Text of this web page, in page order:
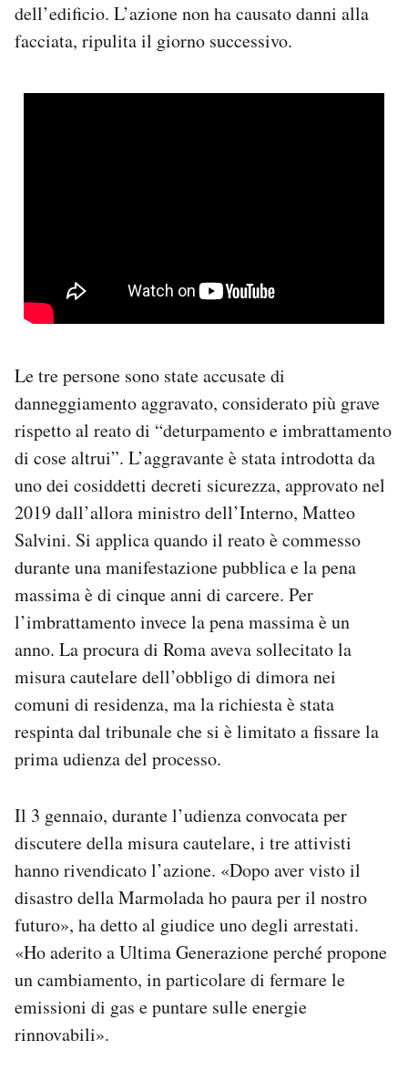
dell’edificio. L’azione non ha causato danni alla
facciata, ripulita il giorno successivo.
Le tre persone sono state accusate di
danneggiamento aggravato, considerato più grave
rispetto al reato di “deturpamento e imbrattamento
di cose altrui”. L’aggravante è stata introdotta da
uno dei cosiddetti decreti sicurezza, approvato nel
2019 dall’allora ministro dell’Interno, Matteo
Salvini. Si applica quando il reato è commesso
durante una manifestazione pubblica e la pena
massima è di cinque anni di carcere. Per
l’imbrattamento invece la pena massima è un
anno. La procura di Roma aveva sollecitato la
misura cautelare dell’obbligo di dimora nei
comuni di residenza, ma la richiesta è stata
respinta dal tribunale che si è limitato a fissare la
prima udienza del processo.
Il 3 gennaio, durante l’udienza convocata per
discutere della misura cautelare, i tre attivisti
hanno rivendicato l’azione. «Dopo aver visto il
disastro della Marmolada ho paura per il nostro
futuro», ha detto al giudice uno degli arrestati.
«Ho aderito a Ultima Generazione perché propone
un cambiamento, in particolare di fermare le
emissioni di gas e puntare sulle energie
rinnovabili».